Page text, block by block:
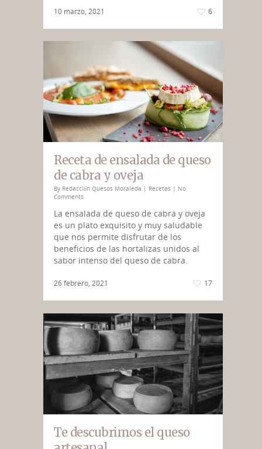
10 marzo, 2021 6
Receta de ensalada de queso
de cabra y oveja
By Redacción Quesos Moraleda | Recetas | No
Comments
La ensalada de queso de cabra y oveja
es un plato exquisito y muy saludable
que nos permite disfrutar de los
beneficios de las hortalizas unidos al
sabor intenso del queso de cabra.
26 febrero, 2021 17
Te descubrimos el queso